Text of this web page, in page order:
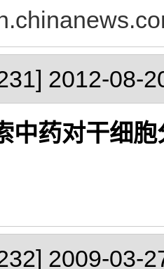
2012-08-
中药对干细
2009-03-